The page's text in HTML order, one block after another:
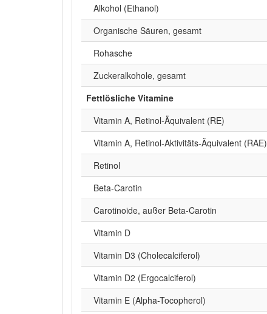
Alkohol (Ethanol)
Organische Säuren, gesamt
Rohasche
Zuckeralkohole, gesamt
Fettlösliche Vitamine
Vitamin A, Retinol-Äquivalent (RE)
Vitamin A, Retinol-Aktivitäts-Äquivalent (RAE)
Retinol
Beta‑Carotin
Carotinoide, außer Beta-Carotin
Vitamin D
Vitamin D3 (Cholecalciferol)
Vitamin D2 (Ergocalciferol)
Vitamin E (Alpha-Tocopherol)